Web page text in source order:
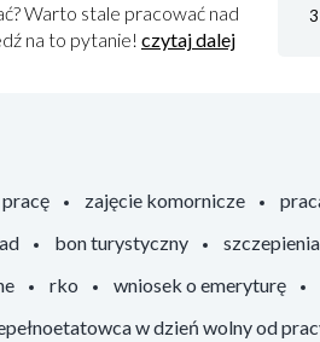
Warto stale pracować nad
na to pytanie! czytaj dalej
zajęcie komornicze
bon turystyczny
rko wniosek o emeryturę
w dzień wolny od